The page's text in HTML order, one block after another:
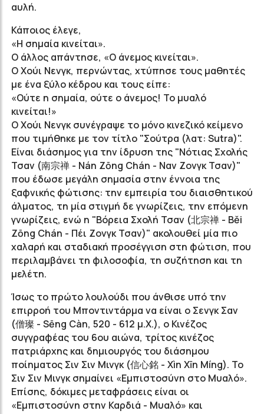
αυλή.
Κάποιος έλεγε,
«Η σημαία κινείται».
Ο άλλος απάντησε, «Ο άνεμος κινείται».
Ο Χούι Νενγκ, περνώντας, χτύπησε τους μαθητές
με ένα ξύλο κέδρου και τους είπε:
«Oύτε η σημαία, ούτε ο άνεμος! Το μυαλό
κινείται!»
Ο Χούι Νενγκ συνέγραψε το μόνο κινεζικό κείμενο
που τιμήθηκε με τον τίτλο "Σούτρα (λατ: Sutra)".
Είναι διάσημος για την ίδρυση της "Νότιας Σχολής
Τσαν (南宗禅 - Nán Zōng Chán - Ναν Ζονγκ Τσαν)"
που έδωσε μεγάλη σημασία στην έννοια της
ξαφνικής φώτισης: την εμπειρία του διαισθητικού
άλματος, τη μία στιγμή δε γνωρίζεις, την επόμενη
γνωρίζεις, ενώ η "Βόρεια Σχολή Τσαν (北宗禅 - Běi
Zōng Chán - Πέι Ζονγκ Τσαν)" ακολουθεί μία πιο
χαλαρή και σταδιακή προσέγγιση στη φώτιση, που
περιλαμβάνει τη φιλοσοφία, τη συζήτηση και τη
μελέτη.
Ίσως το πρώτο λουλούδι που άνθισε υπό την
επιρροή του Μποντιντάρμα να είναι ο Σενγκ Σαν
(僧璨 - Sēng Càn, 520 - 612 μ.Χ.), ο Κινέζος
συγγραφέας του 6ου αιώνα, τρίτος κινέζος
πατριάρχης και δημιουργός του διάσημου
ποίηματος Σιν Σιν Μινγκ (信心銘 - Χìn Χīn Μíng). Το
Σιν Σιν Μινγκ σημαίνει «Εμπιστοσύνη στο Μυαλό».
Επίσης, δόκιμες μεταφράσεις είναι οι
«Εμπιστοσύνη στην Καρδιά - Μυαλό» και